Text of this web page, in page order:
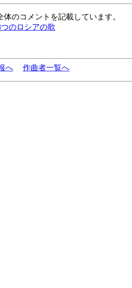
のコメントを記載しています。
のロシアの歌
へ 作曲者一覧へ